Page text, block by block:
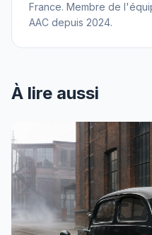
France. Membre de
AAC depuis 2024.
À lire aussi